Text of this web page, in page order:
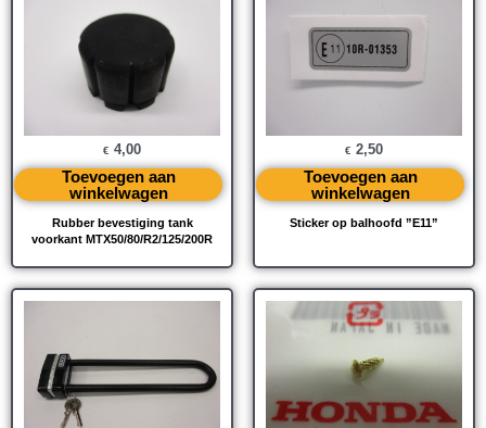
Rubber bevestiging tank
voorkant MTX50/80/R2/125/200R
€ 4,00
Toevoegen aan
winkelwagen
Sticker op balhoofd ”E11”
€ 2,50
Toevoegen aan
winkelwagen